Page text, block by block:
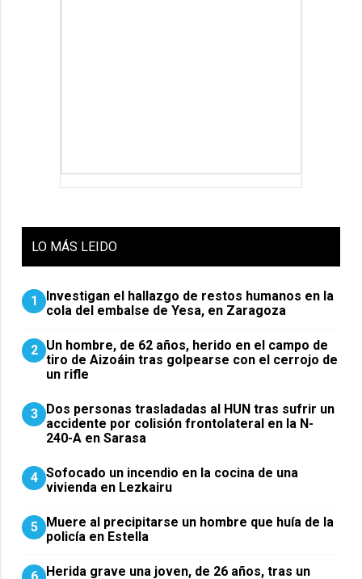
LO MÁS LEIDO
1
Investigan el hallazgo de restos humanos en la
cola del embalse de Yesa, en Zaragoza
2 Un hombre, de 62 años, herido en el campo de
tiro de Aizoáin tras golpearse con el cerrojo de
un rifle
3
​Dos personas trasladadas al HUN tras sufrir un
accidente por colisión frontolateral en la N-
240-A en Sarasa
4 Sofocado un incendio en la cocina de una
vivienda en Lezkairu
5
Muere al precipitarse un hombre que huía de la
policía en Estella
Herida grave una joven, de 26 años, tras un